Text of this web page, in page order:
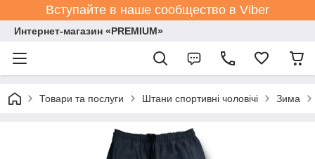
Вступайте в наше сообщество в Viber
Интернет-магазин «PREMIUM»
Товари та послуги Штани спортивні чоловічі Зима